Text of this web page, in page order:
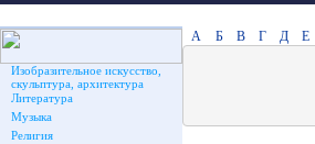
Изобразительное искусство,
скульптура, архитектура
Литература
Музыка
Религия
А Б В Г Д Е